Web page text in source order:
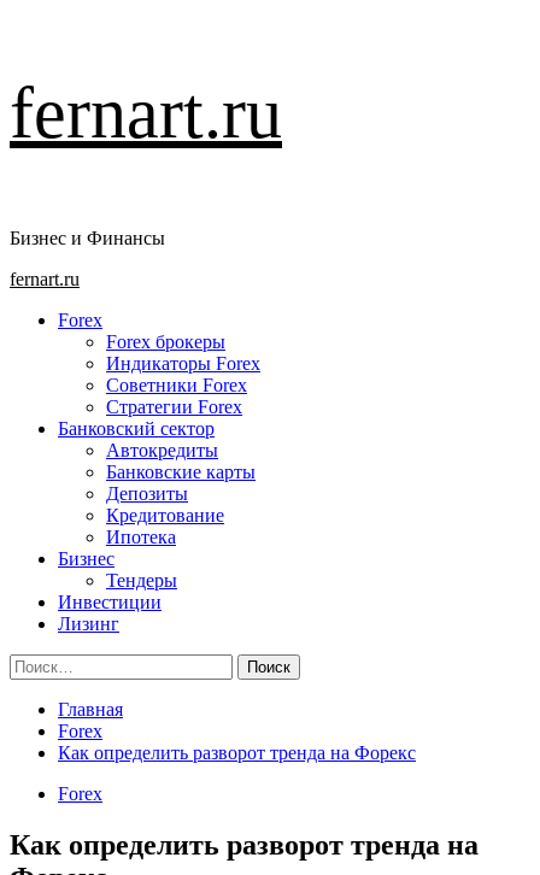
Перейти
к
содержимому
fernart.ru
Бизнес и Финансы
Основное
fernart.ru
Forex
Forex брокеры
Индикаторы Forex
Советники Forex
Стратегии Forex
Банковский сектор
Автокредиты
Банковские карты
Депозиты
Кредитование
Ипотека
Бизнес
Тендеры
Инвестиции
Лизинг
Найти:
Главная
Forex
Как определить разворот тренда на Форекс
Forex
Как определить разворот тренда на